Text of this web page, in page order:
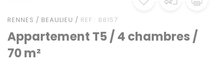
RENNES / BEAULIEU / REF : 88157
Appartement T5 / 4 chambres /
70 m²